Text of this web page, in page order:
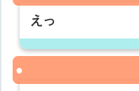
えっ